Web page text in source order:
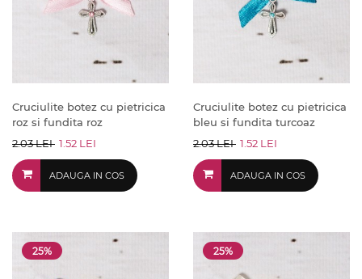
Cruciulite botez cu pietricica
roz si fundita roz
2.03 LEI 1.52 LEI
ADAUGA IN COS
Cruciulite botez cu pietricica
bleu si fundita turcoaz
2.03 LEI 1.52 LEI
ADAUGA IN COS
25% 25%